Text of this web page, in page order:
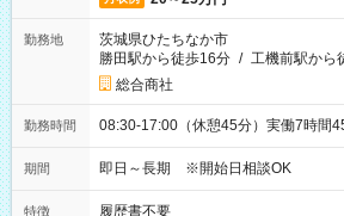
勤務地
茨城県ひたちなか市
勝田駅から徒歩16分 / 工機前駅から
総合商社
勤務時間 08:30-17:00（休憩45分）実働7時間
期間 即日～長期 ※開始日相談OK
特徴 履歴書不要